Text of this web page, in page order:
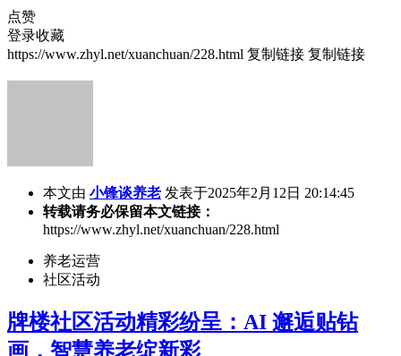
点赞
登录收藏
https://www.zhyl.net/xuanchuan/228.html 复制链接 复制链接
本文由 小锋谈养老 发表于2025年2月12日 20:14:45
转载请务必保留本文链接：
https://www.zhyl.net/xuanchuan/228.html
养老运营
社区活动
牌楼社区活动精彩纷呈：AI 邂逅贴钻
画，智慧养老绽新彩